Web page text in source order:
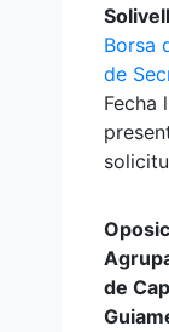
Borsa
de
Fecha
de